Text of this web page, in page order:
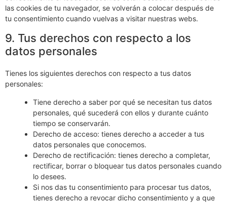
las cookies de tu navegador, se volverán a colocar después de
tu consentimiento cuando vuelvas a visitar nuestras webs.
9. Tus derechos con respecto a los
datos personales
Tienes los siguientes derechos con respecto a tus datos
personales:
Tiene derecho a saber por qué se necesitan tus datos
personales, qué sucederá con ellos y durante cuánto
tiempo se conservarán.
Derecho de acceso: tienes derecho a acceder a tus
datos personales que conocemos.
Derecho de rectificación: tienes derecho a completar,
rectificar, borrar o bloquear tus datos personales cuando
lo desees.
Si nos das tu consentimiento para procesar tus datos,
tienes derecho a revocar dicho consentimiento y a que